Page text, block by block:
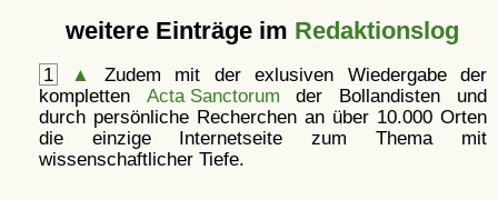
weitere Einträge im Redaktionslog
1 ▲
Zudem mit der exlusiven Wiedergabe der
kompletten Acta Sanctorum der Bollandisten und
durch persönliche Recherchen an über 10.000 Orten
die einzige Internetseite zum Thema mit
wissenschaftlicher Tiefe.